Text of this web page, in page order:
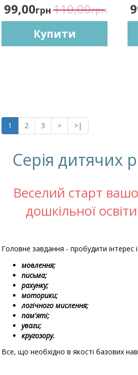
99,00грн 110,00грн
Купити
1 2 3 > >|
Серія дитячих
Веселий старт
дошкільної
Головне завдання - пробудити інтерес
мовлення;
письма;
рахунку;
моторики;
логічного мислення;
пам'яті;
уваги;
кругозору.
Все, що необхідно в якості базових